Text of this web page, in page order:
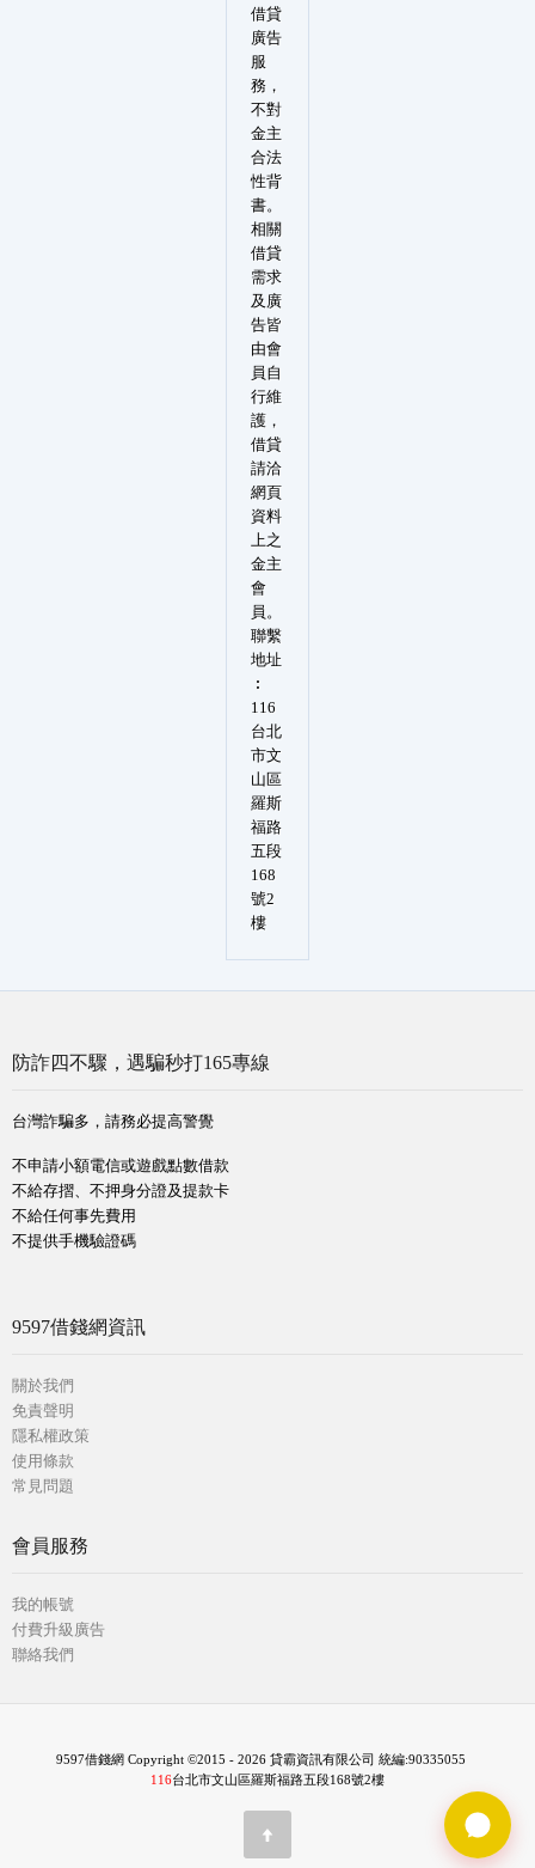
借貸
廣告
服
務，
不對
金主
合法
性背
書。
相關
借貸
需求
及廣
告皆
由會
員自
行維
護，
借貸
請洽
網頁
資料
上之
金主
會
員。
聯繫
地址
︰
116
台北
市文
山區
羅斯
福路
五段
168
號2
樓
防詐四不驟，遇騙秒打165專線
台灣詐騙多，請務必提高警覺
不申請小額電信或遊戲點數借款
不給存摺、不押身分證及提款卡
不給任何事先費用
不提供手機驗證碼
9597借錢網資訊
關於我們
免責聲明
隱私權政策
使用條款
常見問題
會員服務
我的帳號
付費升級廣告
聯絡我們
9597借錢網 Copyright ©2015 - 2026 貸霸資訊有限公司 統編:90335055
116台北市文山區羅斯福路五段168號2樓